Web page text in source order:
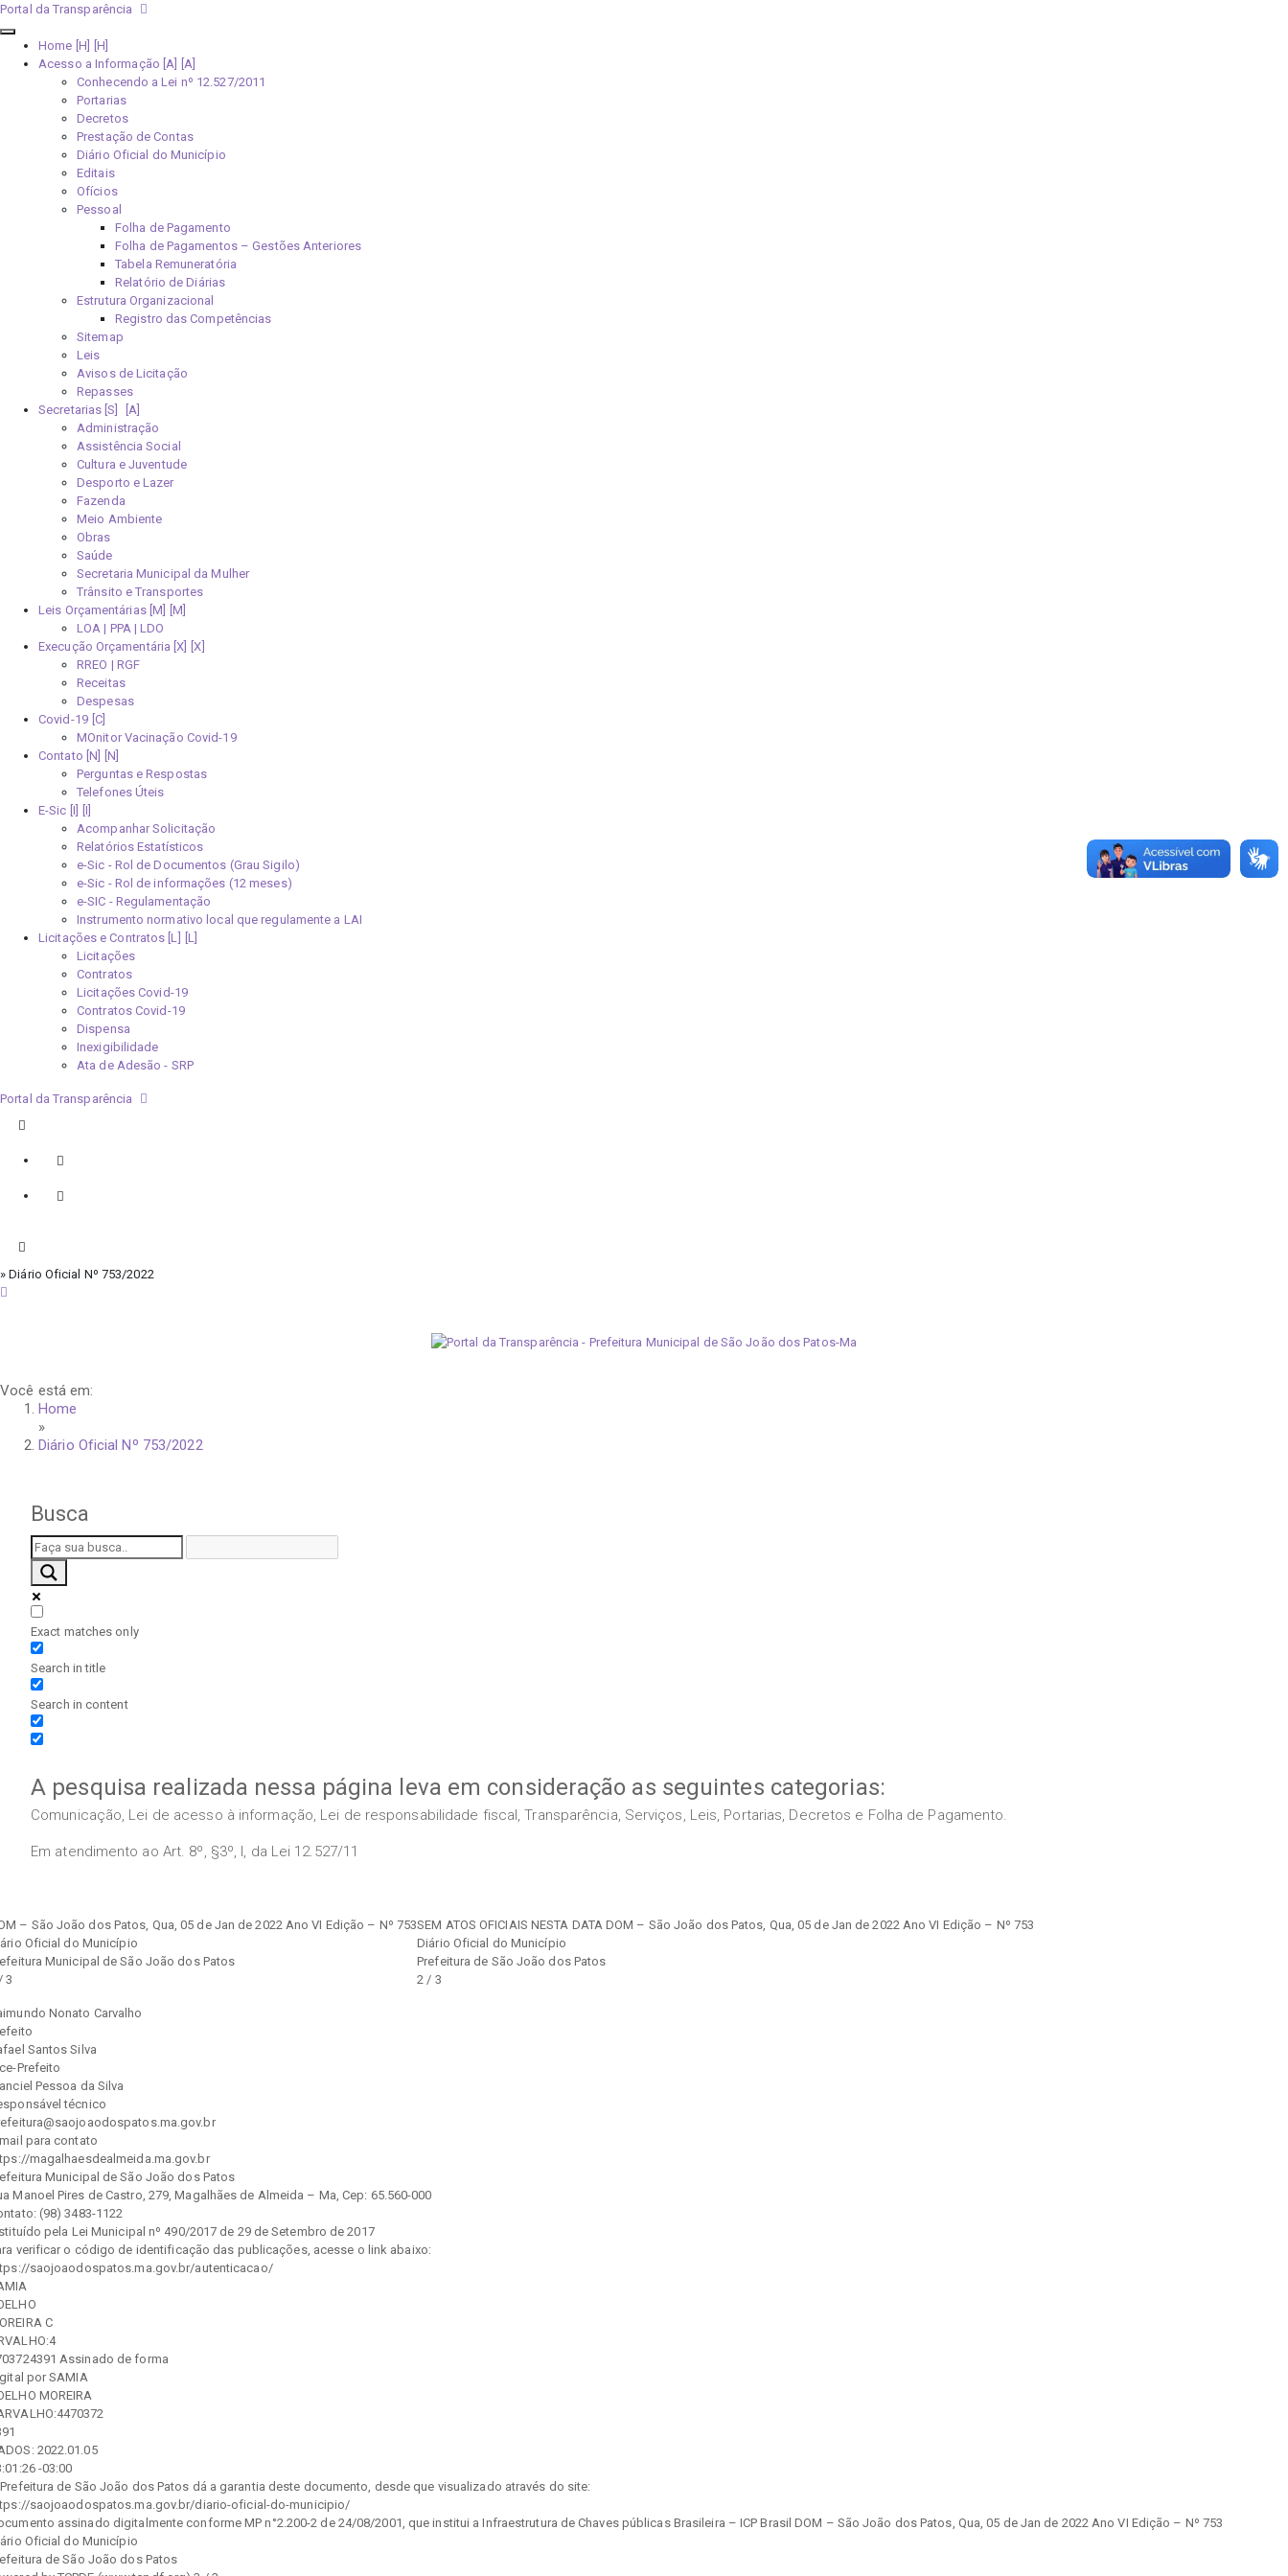
Portal da Transparência
Home [H]
Acesso a Informação [A]
Conhecendo a Lei nº 12.527/2011
Portarias
Decretos
Prestação de Contas
Diário Oficial do Município
Editais
Ofícios
Pessoal
Folha de Pagamento
Folha de Pagamentos – Gestões Anteriores
Tabela Remuneratória
Relatório de Diárias
Estrutura Organizacional
Registro das Competências
Sitemap
Leis
Avisos de Licitação
Repasses
Secretarias [S]
Administração
Assistência Social
Cultura e Juventude
Desporto e Lazer
Fazenda
Meio Ambiente
Obras
Saúde
Secretaria Municipal da Mulher
Trânsito e Transportes
Leis Orçamentárias [M]
LOA | PPA | LDO
Execução Orçamentária [X]
RREO | RGF
Receitas
Despesas
Covid-19
MOnitor Vacinação Covid-19
Contato [N]
Perguntas e Respostas
Telefones Úteis
E-Sic [I]
Acompanhar Solicitação
Relatórios Estatísticos
e-Sic - Rol de Documentos (Grau Sigilo)
e-Sic - Rol de informações (12 meses)
e-SIC - Regulamentação
Instrumento normativo local que regulamente a LAI
Licitações e Contratos [L]
Licitações
Contratos
Licitações Covid-19
Contratos Covid-19
Dispensa
Inexigibilidade
Ata de Adesão - SRP
Portal da Transparência
» Diário Oficial Nº 753/2022
Você está em:
Home
»
Diário Oficial Nº 753/2022
Busca
Exact matches only
Search in title
Search in content
A pesquisa realizada nessa página leva em consideração as seguintes categorias:
Comunicação, Lei de acesso à informação, Lei de responsabilidade fiscal, Transparência, Serviços, Leis, Portarias, Decretos e Folha de Pagamento.
Em atendimento ao Art. 8º, §3º, I, da Lei 12.527/11
– São João dos Patos, Qua, 05 de Jan de 2022 Ano VI Edição – Nº 753
Oficial do Município
Municipal de São João dos Patos
3
SEM ATOS OFICIAIS NESTA DATA DOM – São João dos Patos, Qua, 05 de Jan de 2022 Ano VI Edição – Nº 753
Diário Oficial do Município
Prefeitura de São João dos Patos
2 / 3
Nonato Carvalho
Santos Silva
Prefeito
Pessoa da Silva
técnico
para contato
magalhaesdealmeida.ma.gov.br
Municipal de São João dos Patos
Manoel Pires de Castro, 279, Magalhães de Almeida – Ma, Cep: 65.560-000
(98) 3483-1122
pela Lei Municipal nº 490/2017 de 29 de Setembro de 2017
verificar o código de identificação das publicações, acesse o link abaixo:
saojoaodospatos.ma.gov.br/autenticacao/
C
Assinado de forma
por SAMIA
MOREIRA
2022.01.05
-03:00
de São João dos Patos dá a garantia deste documento, desde que visualizado através do site:
saojoaodospatos.ma.gov.br/diario-oficial-do-municipio/
assinado digitalmente conforme MP n°2.200-2 de 24/08/2001, que institui a Infraestrutura de Chaves públicas Brasileira – ICP Brasil DOM – São João dos Patos, Qua, 05 de Jan de 2022 Ano VI Edição – Nº 753
Oficial do Município
de São João dos Patos